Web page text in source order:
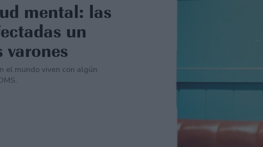
mental: las
un
el mundo viven con algún